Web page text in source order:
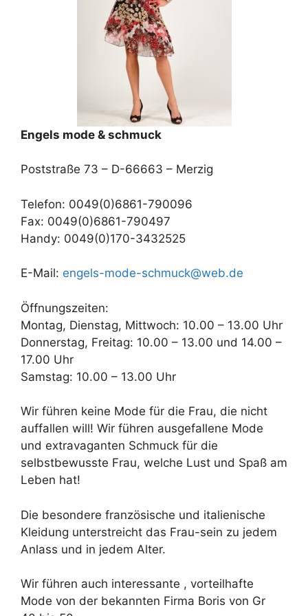
Engels mode & schmuck
Poststraße 73 – D-66663 – Merzig
Telefon: 0049(0)6861-790096
Fax: 0049(0)6861-790497
Handy: 0049(0)170-3432525
E-Mail: engels-mode-schmuck@web.de
Öffnungszeiten:
Montag, Dienstag, Mittwoch: 10.00 – 13.00 Uhr
Donnerstag, Freitag: 10.00 – 13.00 und 14.00 –
17.00 Uhr
Samstag: 10.00 – 13.00 Uhr
Wir führen keine Mode für die Frau, die nicht
auffallen will! Wir führen ausgefallene Mode
und extravaganten Schmuck für die
selbstbewusste Frau, welche Lust und Spaß am
Leben hat!
Die besondere französische und italienische
Kleidung unterstreicht das Frau-sein zu jedem
Anlass und in jedem Alter.
Wir führen auch interessante , vorteilhafte
Mode von der bekannten Firma Boris von Gr